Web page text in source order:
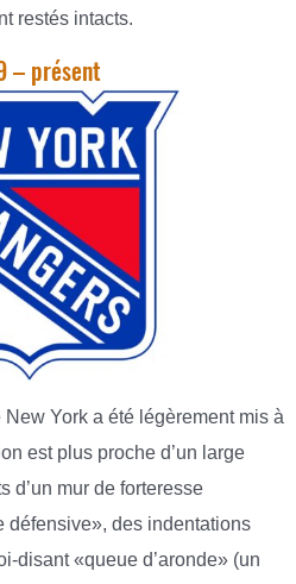
restés intacts.
– présent
New York a été légèrement mis à
est plus proche d’un large
d’un mur de forteresse
défensive», des indentations
disant «queue d’aronde» (un